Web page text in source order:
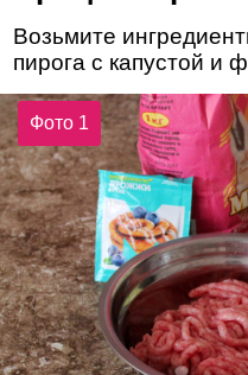
Возьмите
пирога с капустой и
Фото 1